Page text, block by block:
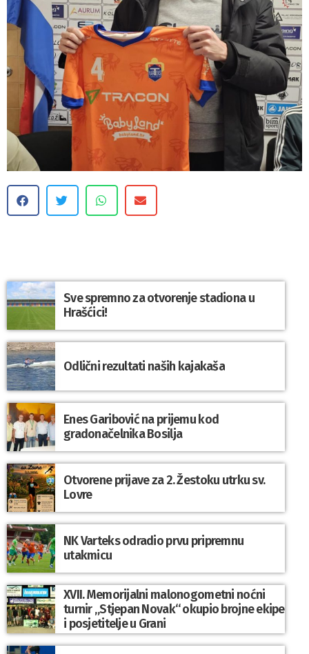
Sve spremno za otvorenje stadiona u
Hrašćici!
Odlični rezultati naših kajakaša
Enes Garibović na prijemu kod
gradonačelnika Bosilja
Otvorene prijave za 2. Žestoku utrku sv.
Lovre
NK Varteks odradio prvu pripremnu
utakmicu
XVII. Memorijalni malonogometni noćni
turnir „Stjepan Novak“ okupio brojne ekipe
i posjetitelje u Grani